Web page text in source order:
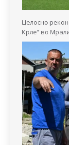
Целосно
Крле“ во